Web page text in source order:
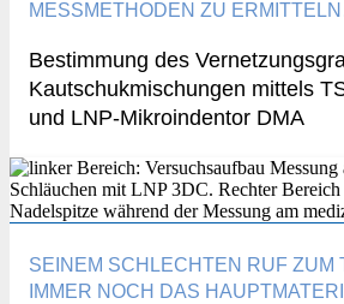
MESSMETHODEN ZU
Bestimmung des
Kautschukmischungen mittels
und LNP-Mikroindentor DMA
SEINEM SCHLECHTEN RUF ZUM
IMMER NOCH DAS